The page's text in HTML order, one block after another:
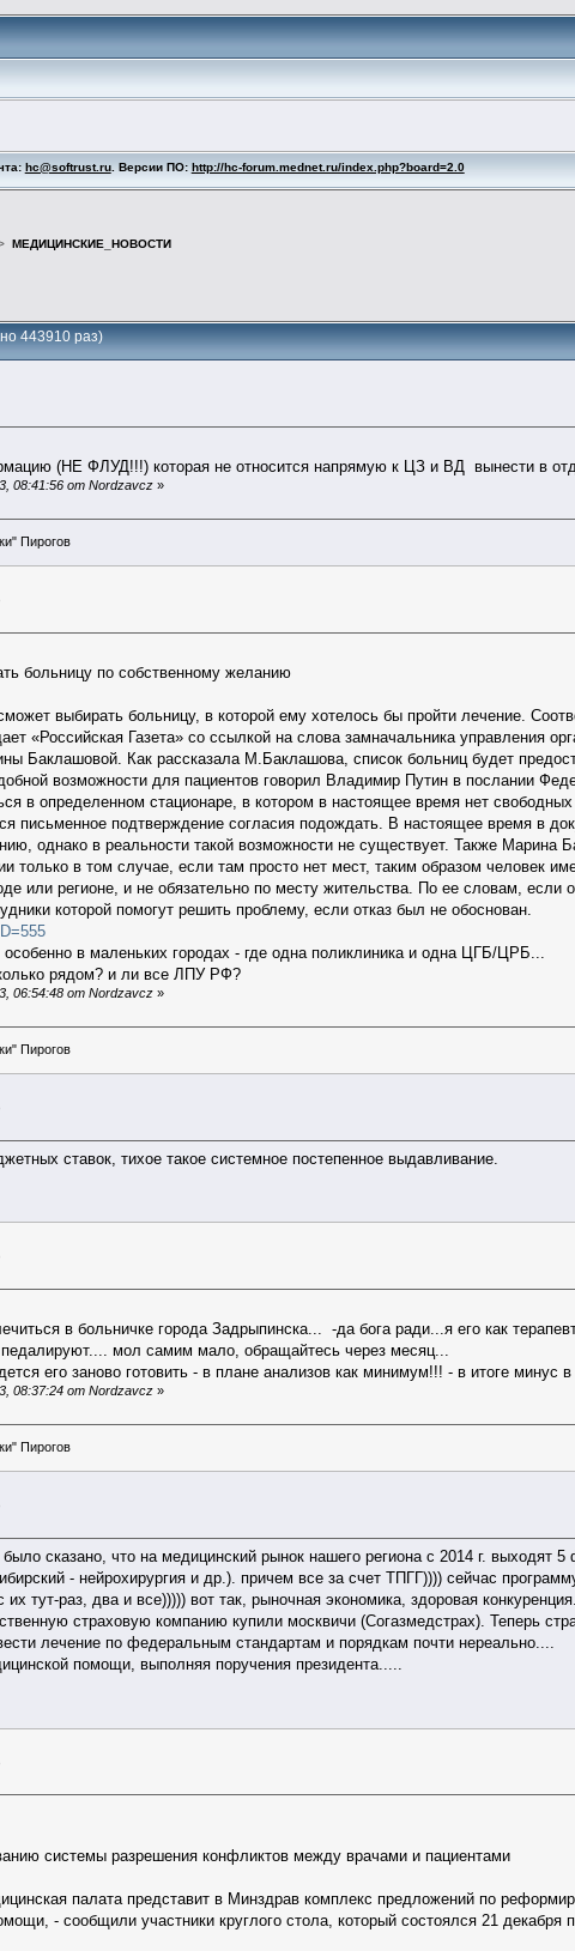
hc@softrust.ru. Версии ПО: http://hc-forum.mednet.ru/index.php?board=2.0
МЕДИЦИНСКИЕ_НОВОСТИ
443910 раз)
(НЕ ФЛУД!!!) которая не относится напрямую к ЦЗ и ВД вынести в
08:41:56 от Nordzavcz »
Пирогов
больницу по собственному желанию
выбирать больницу, в которой ему хотелось бы пройти лечение.
«Российская Газета» со ссылкой на слова замначальника управления
Как рассказала М.Баклашова, список больниц будет
возможности для пациентов говорил Владимир Путин в послании
в определенном стационаре, в котором в настоящее время нет
письменное подтверждение согласия подождать. В настоящее время в
однако в реальности такой возможности не существует. Также Марина
только в том случае, если там просто нет мест, таким образом человек
или регионе, и не обязательно по месту жительства. По ее словам, если
которой помогут решить проблему, если отказ был не обоснован.
в маленьких городах - где одна поликлиника и одна ЦГБ/ЦРБ...
рядом? и ли все ЛПУ РФ?
06:54:48 от Nordzavcz »
Пирогов
ставок, тихое такое системное постепенное выдавливание.
в больничке города Задрыпинска... -да бога ради...я его как
мол самим мало, обращайтесь через месяц...
его заново готовить - в плане анализов как минимум!!! - в итоге минус
08:37:24 от Nordzavcz »
Пирогов
сказано, что на медицинский рынок нашего региона с 2014 г. выходят
- нейрохирургия и др.). причем все за счет ТПГГ)))) сейчас
их тут-раз, два и все))))) вот так, рыночная экономика, здоровая
страховую компанию купили москвичи (Согазмедстрах). Теперь
лечение по федеральным стандартам и порядкам почти нереально....
помощи, выполняя поручения президента.....
системы разрешения конфликтов между врачами и пациентами
палата представит в Минздрав комплекс предложений по
- сообщили участники круглого стола, который состоялся 21 декабря